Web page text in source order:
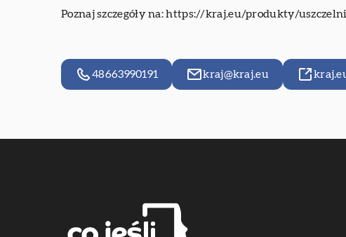
Poznaj szczegóły na:https://kraj.eu/produkty/
48663990191 kraj@kraj.eu